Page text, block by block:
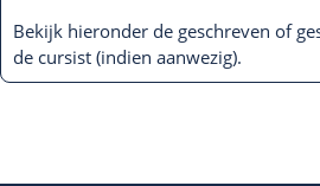
Bekijk hieronder de geschreven of
de cursist (indien aanwezig).